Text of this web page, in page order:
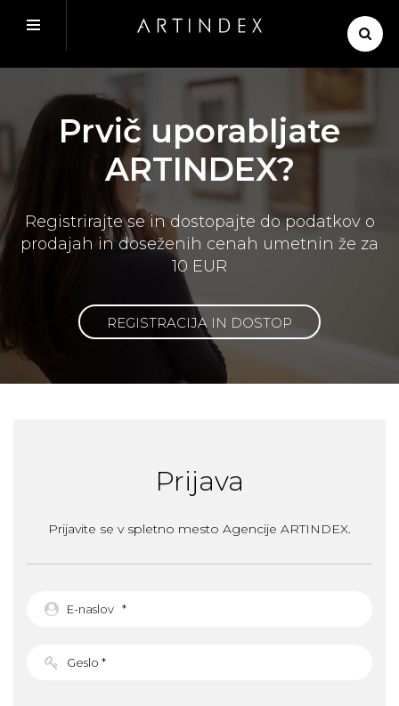
Prvič uporabljate
ARTINDEX?
Registrirajte se in dostopajte do podatkov o
prodajah in doseženih cenah umetnin že za
10 EUR
REGISTRACIJA IN DOSTOP
Prijava
Prijavite se v spletno mesto Agencije ARTINDEX.